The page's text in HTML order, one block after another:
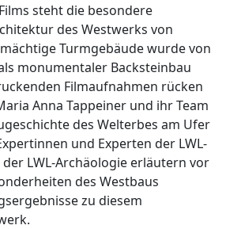
steht die besondere
des Westwerks von
Turmgebäude wurde von
monumentaler Backsteinbau
Filmaufnahmen rücken
Anna Tappeiner und ihr Team
des Welterbes am Ufer
und Experten der LWL-
LWL-Archäologie erläutern vor
des Westbaus
zu diesem